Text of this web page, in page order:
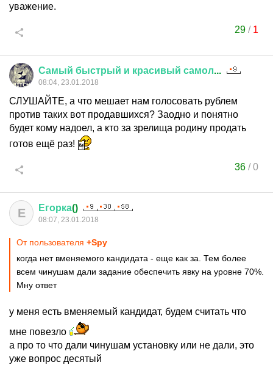
уважение.
29 / 1
Самый быстрый и красивый самол...
08:04, 23.01.2018
СЛУШАЙТЕ, а что мешает нам голосовать рублем
против таких вот продавшихся? Заодно и понятно
будет кому надоел, а кто за зрелища родину продать
готов ещё раз!
36 /0
Е Егорка()
08:07, 23.01.2018
От пользователя +Spy
когда нет вменяемого кандидата - еще как за. Тем более
всем чинушам дали задание обеспечить явку на уровне 70%.
Мну ответ
у меня есть вменяемый кандидат, будем считать что
мне повезло
а про то что дали чинушам установку или не дали, это
уже вопрос десятый